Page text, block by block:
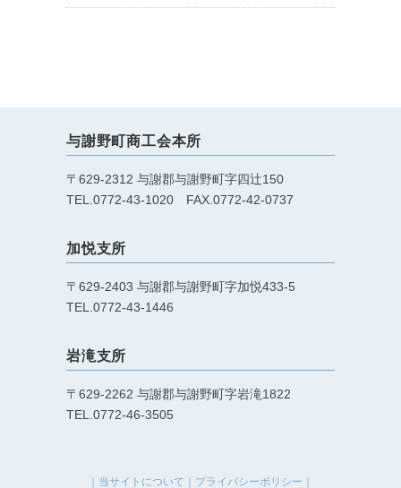
与謝野町商工会本所
〒629-2312 与謝郡与謝野町字四辻150
TEL.0772-43-1020 FAX.0772-42-0737
加悦支所
〒629-2403 与謝郡与謝野町字加悦433-5
TEL.0772-43-1446
岩滝支所
〒629-2262 与謝郡与謝野町字岩滝1822
TEL.0772-46-3505
｜ 当サイトについて ｜ プライバシーポリシー ｜